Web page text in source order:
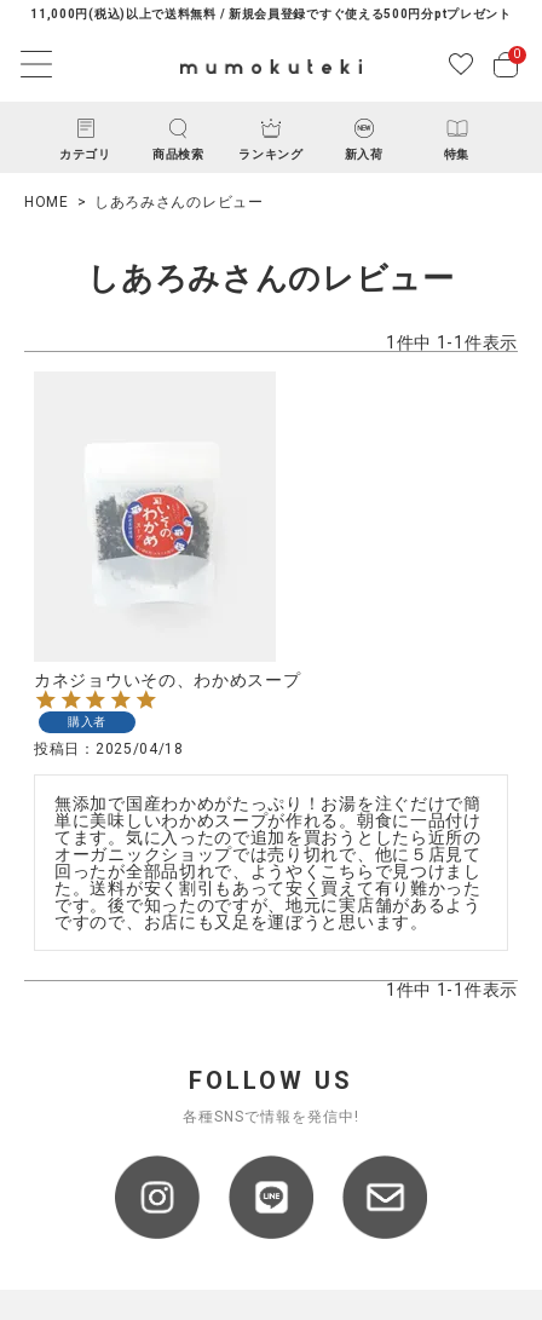
11,000円(税込)以上で送料無料 / 新規会員登録ですぐ使える500円分ptプレゼント
0
カテゴリ 商品検索 ランキング 新入荷 特集
ログイン
ナチュラル服
ファッション雑貨
生活雑貨
食品
HOME しあろみさんのレビュー
しあろみさんのレビュー
1 件中 1 -1 件表示
カネジョウいその、わかめスープ
購入者
投稿日 2025/04/18
無添加で国産わかめがたっぷり！お湯を注ぐだけで簡
単に美味しいわかめスープが作れる。朝食に一品付け
てます。気に入ったので追加を買おうとしたら近所の
オーガニックショップでは売り切れで、他に５店見て
回ったが全部品切れで、ようやくこちらで見つけまし
た。送料が安く割引もあって安く買えて有り難かった
です。後で知ったのですが、地元に実店舗があるよう
ですので、お店にも又足を運ぼうと思います。
1 件中 1 -1 件表示
FOLLOW US
各種SNSで情報を発信中!